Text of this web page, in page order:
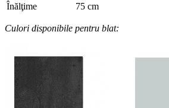
Înălţime
75 cm
Culori disponibile pentru blat: